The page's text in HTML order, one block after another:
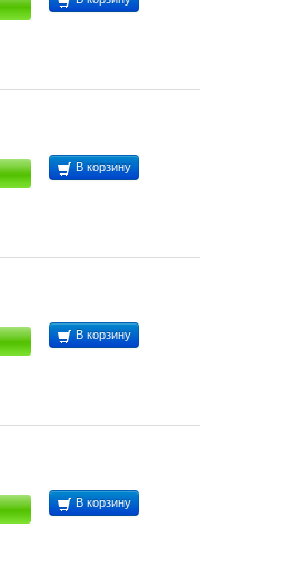
В корзину
В корзину
В корзину